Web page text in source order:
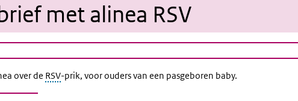
met alinea RSV
over de RSV-prik, voor ouders van een pasgeboren baby.